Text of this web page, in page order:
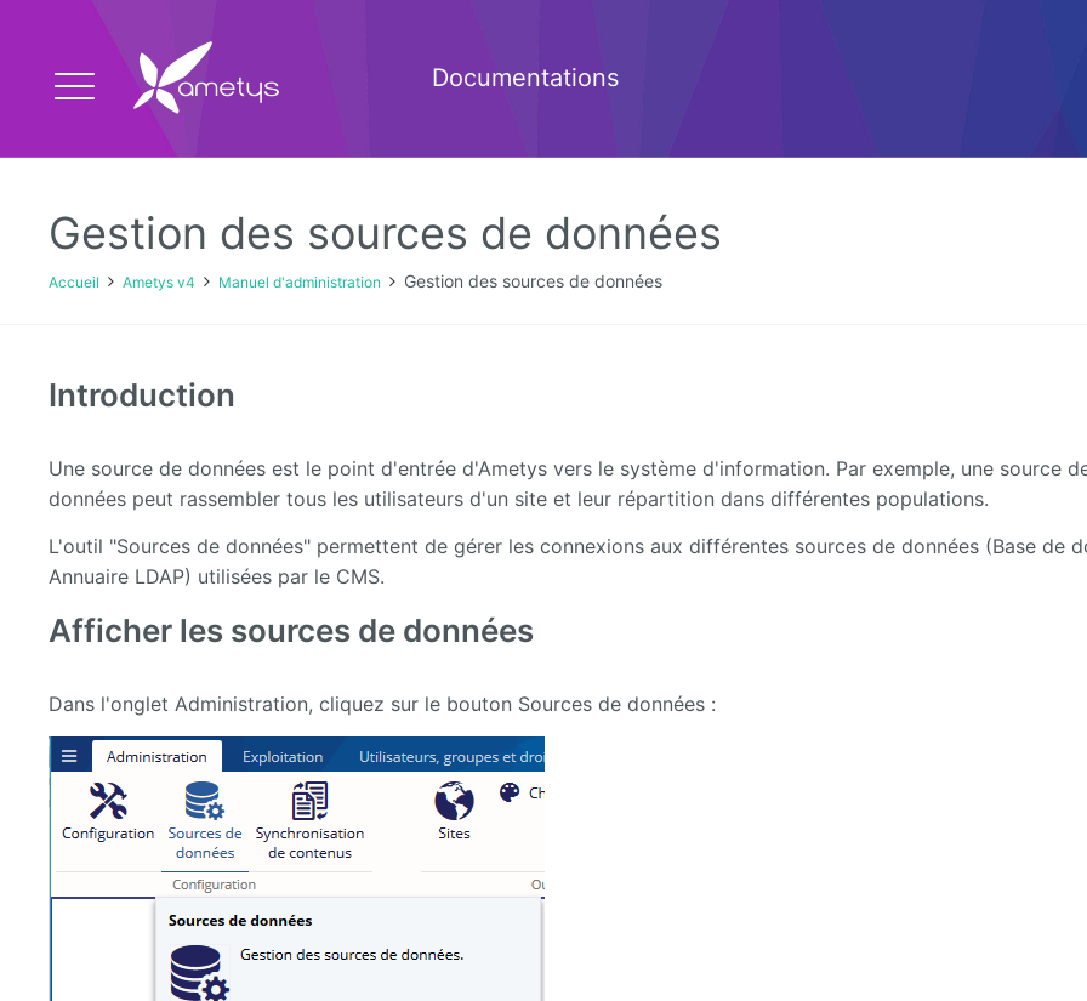
Documentations
Gestion des sources de données
Accueil Ametys v4 Manuel d'administration Gestion des sources de données
Introduction
Une source de données est le point d'entrée d'Ametys vers le système d'information. Par exemple, une source
données peut rassembler tous les utilisateurs d'un site et leur répartition dans différentes populations.
L'outil "Sources de données" permettent de gérer les connexions aux différentes sources de données (Base de
Annuaire LDAP) utilisées par le CMS.
Afficher les sources de données
Dans l'onglet Administration, cliquez sur le bouton Sources de données :